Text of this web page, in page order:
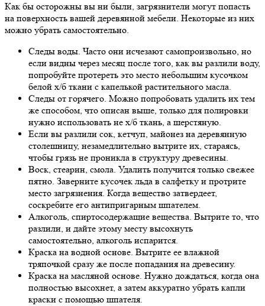
Как бы осторожны вы ни были, загрязнители могут попасть
на поверхность вашей деревянной мебели. Некоторые из них
можно убрать самостоятельно.
Следы воды. Часто они исчезают самопроизвольно, но
если видны через месяц после того, как вы разлили воду,
попробуйте протереть это место небольшим кусочком
белой х/б ткани с капелькой растительного масла.
Следы от горячего. Можно попробовать удалить их тем
же способом, что описан выше, только для полировки
нужно использовать не х/б ткань, а шерстяную.
Если вы разлили сок, кетчуп, майонез на деревянную
столешницу, незамедлительно вытрите их, стараясь,
чтобы грязь не проникла в структуру древесины.
Воск, стеарин, смола. Удалить получится только свежее
пятно. Заверните кусочек льда в салфетку и протрите
место загрязнения. Когда вещество затвердеет,
соскребите его антипригарным шпателем.
Алкоголь, спиртосодержащие вещества. Вытрите то, что
разлили, и дайте этому месту высохнуть
самостоятельно, алкоголь испарится.
Краска на водной основе. Вытрите ее влажной
тряпочкой сразу же после попадания на древесину.
Краска на масляной основе. Нужно дождаться, когда она
полностью высохнет, а затем аккуратно убрать капли
краски с помощью шпателя.